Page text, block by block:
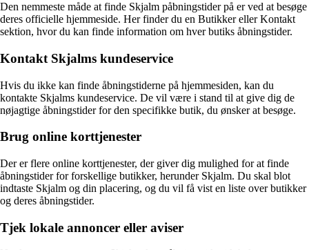
Den nemmeste måde at finde Skjalm påbningstider på er ved at besøge
deres officielle hjemmeside. Her finder du en Butikker eller Kontakt
sektion, hvor du kan finde information om hver butiks åbningstider.
Kontakt Skjalms kundeservice
Hvis du ikke kan finde åbningstiderne på hjemmesiden, kan du
kontakte Skjalms kundeservice. De vil være i stand til at give dig de
nøjagtige åbningstider for den specifikke butik, du ønsker at besøge.
Brug online korttjenester
Der er flere online korttjenester, der giver dig mulighed for at finde
åbningstider for forskellige butikker, herunder Skjalm. Du skal blot
indtaste Skjalm og din placering, og du vil få vist en liste over butikker
og deres åbningstider.
Tjek lokale annoncer eller aviser